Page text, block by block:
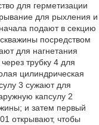
для герметизации
для рыхления и
подают в секцию
посредством
для нагнетания
трубку 4 для
цилиндрическая
3 сужают для
капсулу 2
и затем первый
открывают, чтобы